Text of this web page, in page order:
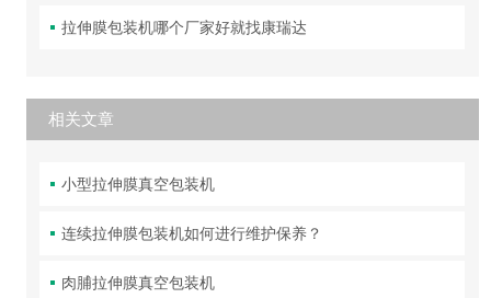
拉伸膜包装机哪个厂家好就找康瑞达
相关文章
小型拉伸膜真空包装机
连续拉伸膜包装机如何进行维护保养？
肉脯拉伸膜真空包装机